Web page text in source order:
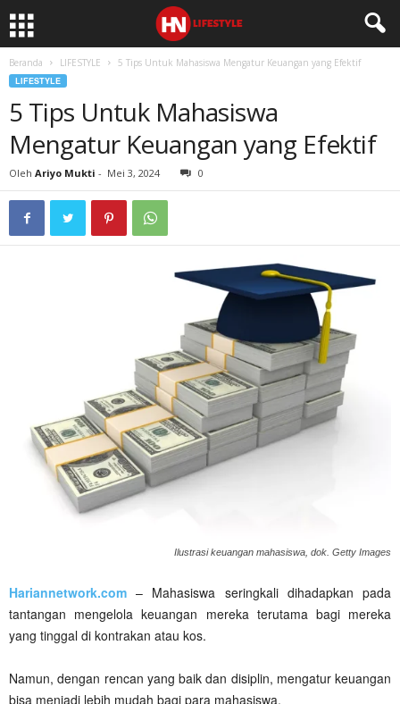
Beranda LIFESTYLE 5 Tips Untuk Mahasiswa Mengatur Keuangan yang Efektif
LIFESTYLE
5 Tips Untuk Mahasiswa
Mengatur Keuangan yang Efektif
Oleh Ariyo Mukti - Mei 3, 2024 0
Ilustrasi keuangan mahasiswa, dok. Getty Images
Hariannetwork.com – Mahasiswa seringkali dihadapkan pada
tantangan mengelola keuangan mereka terutama bagi mereka
yang tinggal di kontrakan atau kos.
Namun, dengan rencan yang baik dan disiplin, mengatur keuangan
bisa menjadi lebih mudah bagi para mahasiswa.